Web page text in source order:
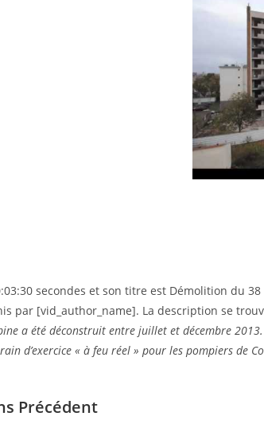
secondes et son titre est Démolition du
par [vid_author_name]. La description se
a été déconstruit entre juillet et décembre
d’exercice « à feu réel » pour les pompiers de
Précédent